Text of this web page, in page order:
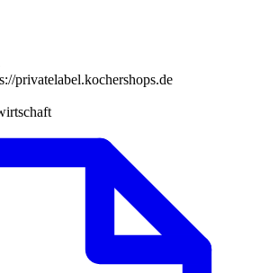
privatelabel.kochershops.de